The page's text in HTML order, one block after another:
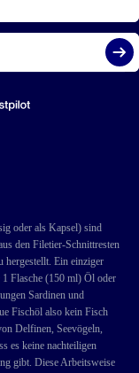
oder als Kapsel) sind
den Filetier-Schnittresten
hergestellt. Ein einziger
Flasche (150 ml) Öl oder
Sardinen und
Fischöl also kein Fisch
Delfinen, Seevögeln,
es keine nachteiligen
gibt. Diese Arbeitsweise